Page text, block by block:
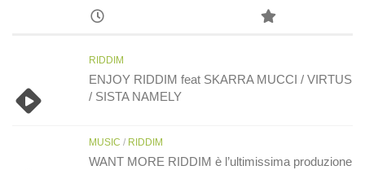
RIDDIM
ENJOY RIDDIM feat SKARRA MUCCI / VIRTUS
/ SISTA NAMELY
MUSIC / RIDDIM
WANT MORE RIDDIM è l’ultimissima produzione